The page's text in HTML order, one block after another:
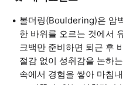
볼더링(Bouldering)은 암
한 바위를 오르는 것에서
크백만 준비하면 퇴근 후
절감 없이 성취감을 논하
속에서 경험을 쌓아 마침